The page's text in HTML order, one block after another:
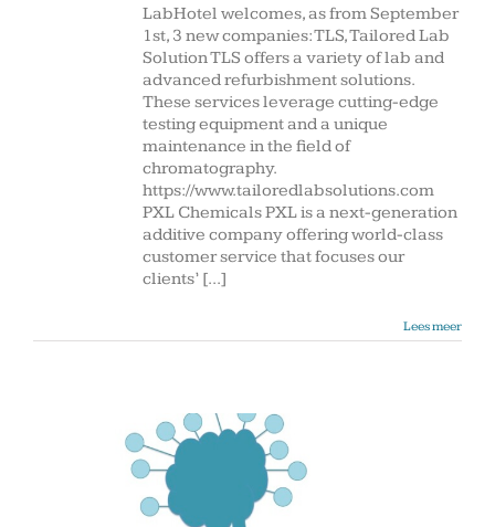
new
companies
started
LabHotel
LabHotel welcomes, as from September
1st, 3 new companies: TLS, Tailored Lab
Solution TLS offers a variety of lab and
advanced refurbishment solutions.
These services leverage cutting-edge
testing equipment and a unique
maintenance in the field of
chromatography.
https://www.tailoredlabsolutions.com
PXL Chemicals PXL is a next-generation
additive company offering world-class
customer service that focuses our
clients’ [...]
Lees meer